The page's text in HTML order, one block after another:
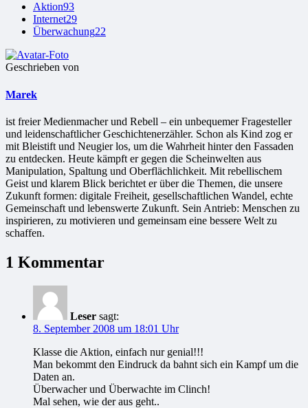
Aktion93
Internet29
Überwachung22
Geschrieben von
Marek
ist freier Medienmacher und Rebell – ein unbequemer Fragesteller
und leidenschaftlicher Geschichtenerzähler. Schon als Kind zog er
mit Bleistift und Neugier los, um die Wahrheit hinter den Fassaden
zu entdecken. Heute kämpft er gegen die Scheinwelten aus
Manipulation, Spaltung und Oberflächlichkeit. Mit rebellischem
Geist und klarem Blick berichtet er über die Themen, die unsere
Zukunft formen: digitale Freiheit, gesellschaftlichen Wandel, echte
Gemeinschaft und lebenswerte Zukunft. Sein Antrieb: Menschen zu
inspirieren, zu motivieren und gemeinsam eine bessere Welt zu
schaffen.
1 Kommentar
Leser sagt:
8. September 2008 um 18:01 Uhr
Klasse die Aktion, einfach nur genial!!!
Man bekommt den Eindruck da bahnt sich ein Kampf um die
Daten an.
Überwacher und Überwachte im Clinch!
Mal sehen, wie der aus geht..